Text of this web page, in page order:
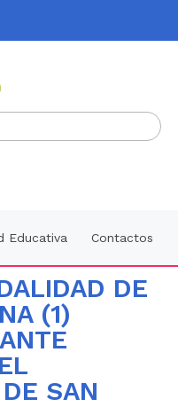
Educativa Contactos
DE
(1)
SAN